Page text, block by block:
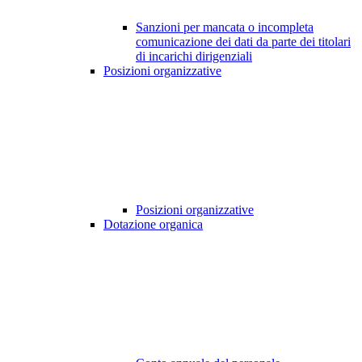
Sanzioni per mancata o incompleta
comunicazione dei dati da parte dei titolari
di incarichi dirigenziali
Posizioni organizzative
Posizioni organizzative
Dotazione organica